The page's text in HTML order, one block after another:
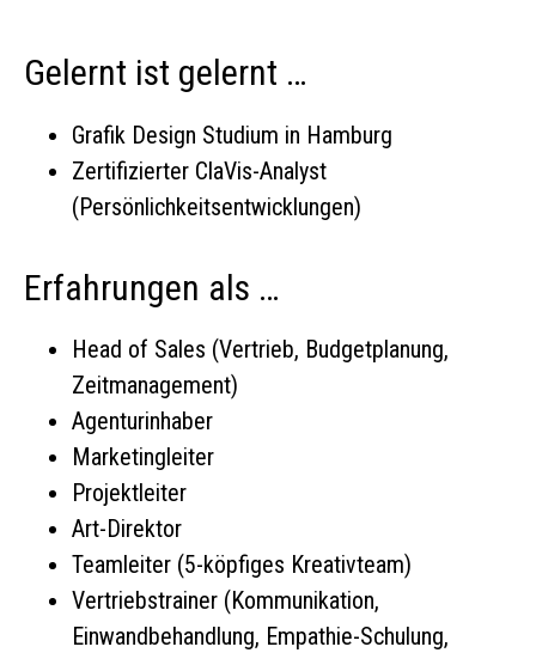
Gelernt ist gelernt …
Grafik Design Studium in Hamburg
Zertifizierter ClaVis-Analyst
(Persönlichkeitsentwicklungen)
Erfahrungen als …
Head of Sales (Vertrieb, Budgetplanung,
Zeitmanagement)
Agenturinhaber
Marketingleiter
Projektleiter
Art-Direktor
Teamleiter (5-köpfiges Kreativteam)
Vertriebstrainer (Kommunikation,
Einwandbehandlung, Empathie-Schulung,